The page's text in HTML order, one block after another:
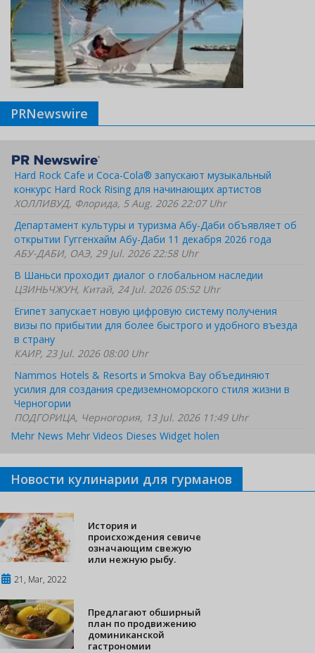
PRNewswire
Hard Rock Cafe и Coca-Cola® запускают музыкальный
конкурс Hard Rock Rising для начинающих артистов
ХОЛЛИВУД, Флорида, 5 Aug. 2026 22:07 Uhr
Департамент культуры и туризма Абу-Даби объявляет об
открытии Гуггенхайм Абу-Даби 11 декабря 2026 года
АБУ-ДАБИ, ОАЭ, 29 Jul. 2026 22:58 Uhr
В Шаньси проходит диалог о глобальном наследии
ЦЗИНЬЧЖУН, Китай, 24 Jul. 2026 05:52 Uhr
Египет запускает новую цифровую систему получения
визы по прибытии для более быстрого и удобного въезда
в страну
КАИР, 23 Jul. 2026 08:00 Uhr
Nammos Hotels & Resorts и Smokva Bay объединяют
усилия для создания средиземноморского стиля жизни в
Черногории
ПОДГОРИЦА, Черногория, 13 Jul. 2026 11:49 Uhr
Mehr News Mehr Videos Dieses Widget holen
Новости кулинарии для гурманов
История и
происхождения севиче
означающим свежую
или нежную рыбу.
21, Mar, 2022
Предлагают обширный
план по продвижению
доминиканской
гастрономии